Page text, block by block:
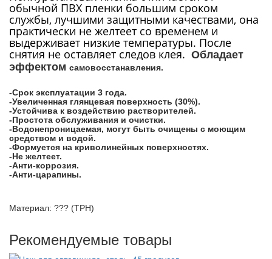
обычной ПВХ пленки большим сроком
службы, лучшими защитными качествами, она
практически не желтеет со временем и
выдерживает низкие температуры. После
снятия не оставляет следов клея. Обладает
эффектом самовосстанавления.
-Срок эксплуатации 3 года.
-Увеличенная глянцевая поверхность (30%).
-Устойчива к воздействию растворителей.
-Простота обслуживания и очистки.
-Водонепроницаемая, могут быть очищены с моющим
средством и водой.
-Формуется на криволинейных поверхностях.
-Не желтеет.
-Анти-коррозия.
-Анти-царапины.
Материал: ??? (TPH)
Рекомендуемые товары